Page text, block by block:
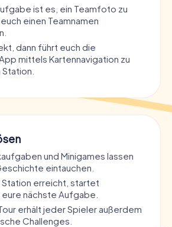
ist es, ein Teamfoto zu
einen Teamnamen
dann führt euch die
mittels Kartennavigation zu
und Minigames lassen
eintauchen.
Station erreicht, startet
nächste Aufgabe.
erhält jeder Spieler außerdem
Challenges.